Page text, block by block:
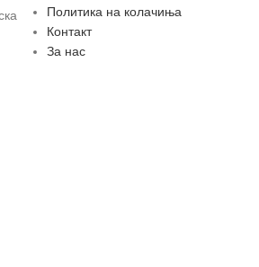
Политика на колачиња
Контакт
За нас